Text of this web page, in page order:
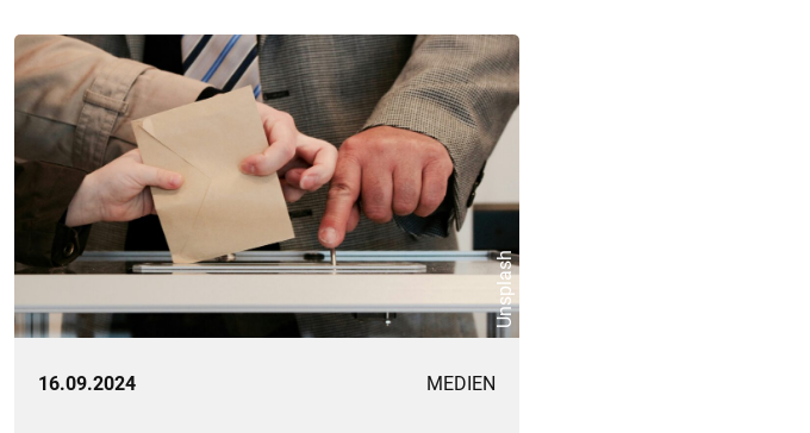
Unsplash
16.09.2024 MEDIEN